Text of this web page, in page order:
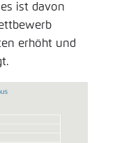
ist davon
erhöht und